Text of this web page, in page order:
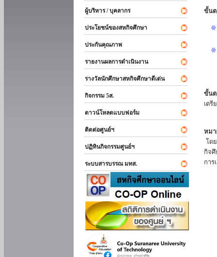
ผู้บริหาร / บุคลากร
ประโยชน์ของสหกิจศึกษา
ประกันคุณภาพ
รายงานผลการดำเนินงาน
รางวัลนักศึกษาสหกิจศึกษาดีเด่น
กิจกรรม 5ส.
ดาวน์โหลดแบบฟอร์ม
ติดต่อศูนย์ฯ
ปฏิทินกิจกรรมศูนย์ฯ
ระบบสารบรรณ มทส.
ขั้นต
ขั้น
เตรี
หมา
โด
กิจ
การ